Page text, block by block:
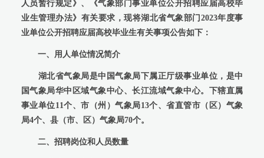
人员暂行规定》、《气象部门事业单位公开招聘应届高校毕
业生管理办法》有关要求，现将湖北省气象部门2023年度事
业单位公开招聘应届高校毕业生有关事项公告如下：
一、用人单位情况简介
湖北省气象局是中国气象局下属正厅级事业单位，是中
国气象局华中区域气象中心、长江流域气象中心。下辖直属
事业单位11个、市（州）气象局13个、省直管市（区）气象
局4个、县（市、区）气象局70个。
二、招聘岗位和人员数量